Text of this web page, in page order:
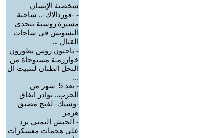
شخصية الإنسان
- -فوردالاك-.. شاحنة
مسيرة روسية تتحدى
التشويش في ساحات
القتال ...
- باحثون روس يطورون
خوارزمية مستوحاة من
النحل الطنان لتثبيت ال
...
-
بعد 5 أشهر من
الحرب.. بوادر اتفاق
-وشيك- لفتح مضيق
هرمز
- الجيش اليمني يرد
على هجمات معسكرات